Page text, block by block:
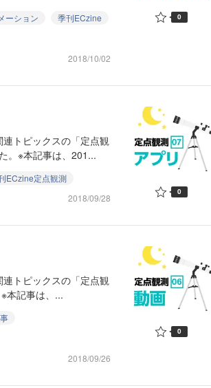
ーション
季刊ECzine
2018/10/02
0
トピックスの「定点観
。※本記事は、201...
ECzine定点観測
2018/09/28
0
トピックスの「定点観
本記事は、...
2018/09/26
0